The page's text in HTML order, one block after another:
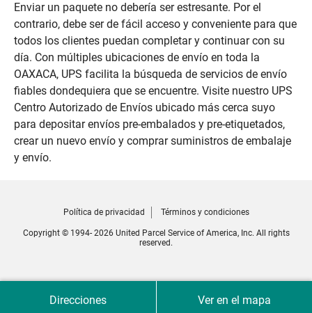
Enviar un paquete no debería ser estresante. Por el
contrario, debe ser de fácil acceso y conveniente para que
todos los clientes puedan completar y continuar con su
día. Con múltiples ubicaciones de envío en toda la
OAXACA, UPS facilita la búsqueda de servicios de envío
fiables dondequiera que se encuentre. Visite nuestro UPS
Centro Autorizado de Envíos ubicado más cerca suyo
para depositar envíos pre-embalados y pre-etiquetados,
crear un nuevo envío y comprar suministros de embalaje
y envío.
Direcciones Ver en el mapa
Política de privacidad Términos y condiciones
Copyright © 1994- 2026 United Parcel Service of America, Inc. All rights
reserved.